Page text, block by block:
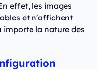
effet, les images
et n'affichent
importe la nature des